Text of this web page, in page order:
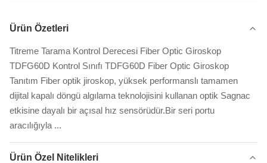
Ürün Özetleri
Titreme Tarama Kontrol Derecesi Fiber Optic Giroskop
TDFG60D Kontrol Sınıfı TDFG60D Fiber Optic Giroskop
Tanıtım Fiber optik jiroskop, yüksek performanslı tamamen
dijital kapalı döngü algılama teknolojisini kullanan optik Sagnac
etkisine dayalı bir açısal hız sensörüdür.Bir seri portu
aracılığıyla ...
Ürün Özel Nitelikleri